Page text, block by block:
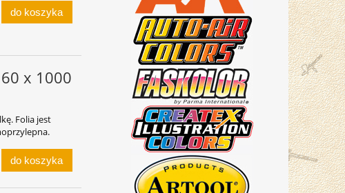
do koszyka
60 x 1000
Folia jest
do koszyka